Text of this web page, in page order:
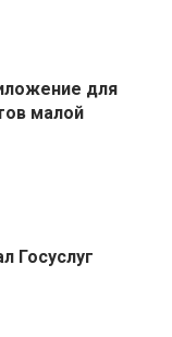
для
малой
Госуслуг